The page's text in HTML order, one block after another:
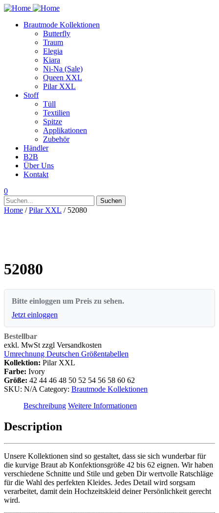
Brautmode Kollektionen
Butterfly
Traum
Elegia
Kiara
Ni-Na (Sale)
Queen XXL
Pilar XXL
Stoff
Tüll
Textilien
Spitze
Applikationen
Zubehör
Händler
B2B
Über Uns
Kontakt
0
Suchen
nach:
Suchen
Home /Pilar XXL / 52080
52080
Bitte einloggen um Preis zu sehen.
Jetzt einloggen
Bestellbar
exkl. MwSt zzgl Versandkosten
Umrechnung Deutschen Größentabellen
Kollektion: Pilar XXL
Farbe: Ivory
Größe: 42 44 46 48 50 52 54 56 58 60 62
SKU: N/A Category: Brautmode Kollektionen
Beschreibung Weitere Informationen
Description
Unsere Kollektionen sind so gestaltet, dass sie sich wunderbar für
die kurvige Braut ab Konfektionsgröße 42 bis 62 eignen. Wir haben
verschiedene Schnitte und Stile und geben Dir wertvolle Ratschläge
für die Wahl des perfekten Kleides. Jedes Detail wird sorgsam
verarbeitet, damit dein Hochzeitskleid deiner Persönlichkeit gerecht
wird.